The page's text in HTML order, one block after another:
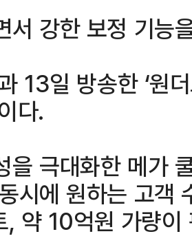
서 강한 보정 기능
13일 방송한 ‘원
다.
을 극대화한 메가
시에 원하는 고객
약 10억원 가량이